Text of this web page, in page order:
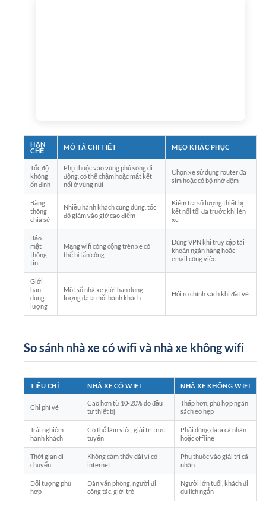
HẠN
CHẾ
MÔ TẢ CHI TIẾT MẸO KHẮC PHỤC
Tốc độ
không
ổn định
Phụ thuộc vào vùng phủ sóng di
động, có thể chậm hoặc mất kết
nối ở vùng núi
Chọn xe sử dụng router đa
sim hoặc có bộ nhớ đệm
Băng
thông
chia sẻ
Nhiều hành khách cùng dùng, tốc
độ giảm vào giờ cao điểm
Kiểm tra số lượng thiết bị
kết nối tối đa trước khi lên
xe
Bảo
mật
thông
tin
Mạng wifi công cộng trên xe có
thể bị tấn công
Dùng VPN khi truy cập tài
khoản ngân hàng hoặc
email công việc
Giới
hạn
dung
lượng
Một số nhà xe giới hạn dung
lượng data mỗi hành khách
Hỏi rõ chính sách khi đặt vé
So sánh nhà xe có wifi và nhà xe không wifi
TIÊU CHÍ NHÀ XE CÓ WIFI NHÀ XE KHÔNG WIFI
Chi phí vé
Cao hơn từ 10-20% do đầu
tư thiết bị
Thấp hơn, phù hợp ngân
sách eo hẹp
Trải nghiệm
hành khách
Có thể làm việc, giải trí trực
tuyến
Phải dùng data cá nhân
hoặc offline
Thời gian di
chuyển
Không cảm thấy dài vì có
internet
Phụ thuộc vào giải trí cá
nhân
Đối tượng phù
hợp
Dân văn phòng, người đi
công tác, giới trẻ
Người lớn tuổi, khách đi
du lịch ngắn